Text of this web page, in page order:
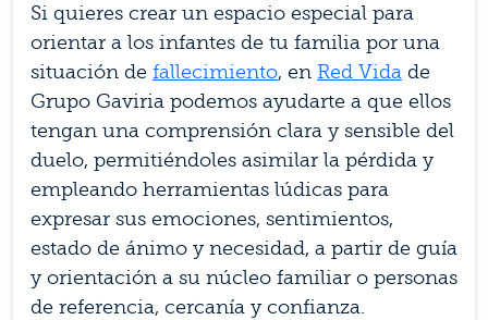
Si quieres crear un espacio especial para
orientar a los infantes de tu familia por una
situación de fallecimiento, en Red Vida de
Grupo Gaviria podemos ayudarte a que ellos
tengan una comprensión clara y sensible del
duelo, permitiéndoles asimilar la pérdida y
empleando herramientas lúdicas para
expresar sus emociones, sentimientos,
estado de ánimo y necesidad, a partir de guía
y orientación a su núcleo familiar o personas
de referencia, cercanía y confianza.